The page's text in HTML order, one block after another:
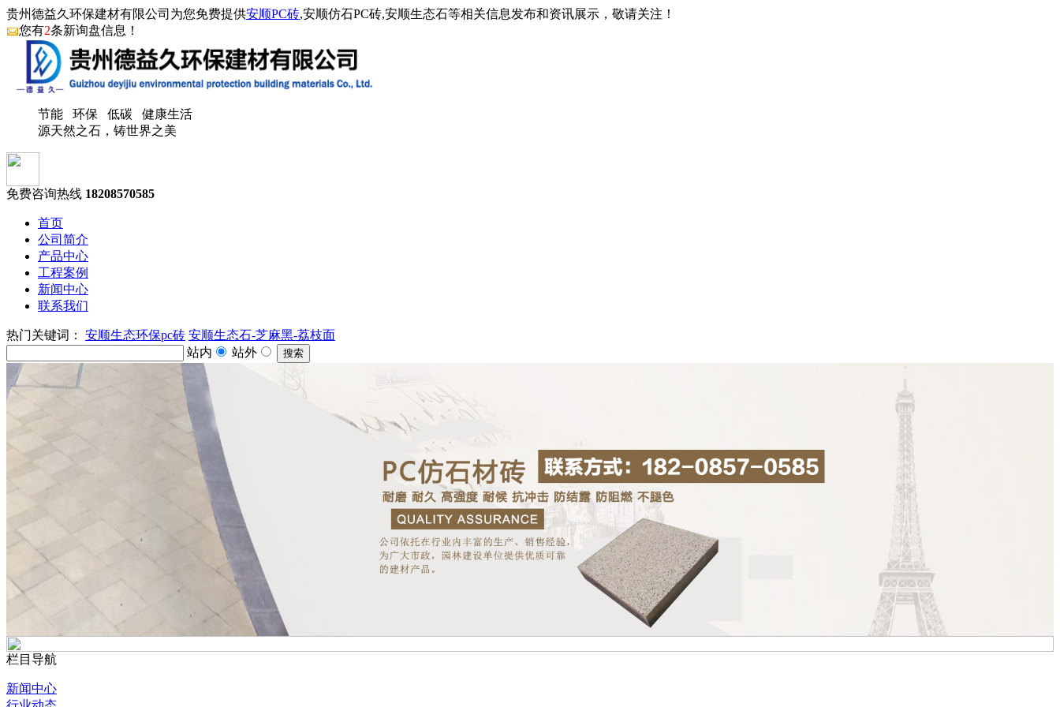
贵州德益久环保建材有限公司为您免费提供安顺PC砖,安顺仿石PC砖,安顺生态石等相关信息发布和资讯展示，敬请关注！
您有2条新询盘信息！
节能 环保 低碳 健康生活
源天然之石，铸世界之美
免费咨询热线 18208570585
首页
公司简介
产品中心
工程案例
新闻中心
联系我们
热门关键词： 安顺生态环保pc砖 安顺生态石-芝麻黑-荔枝面
站内
站外
栏目导航
新闻中心